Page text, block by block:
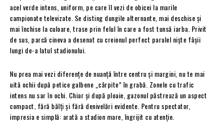
acel verde intens, uniform, pe care îl vezi de obicei la marile
campionate televizate. Se disting dungile alternante, mai deschise și
mai închise la culoare, trase prin felul în care a fost tunsă iarba. Privit
de sus, parcă cineva a desenat cu creionul perfect paralel niște fâșii
lungi de-a latul stadionului.
Nu prea mai vezi diferențe de nuanță între centru și margini, nu te mai
uită ochii după petice galbene „cârpite” în grabă. Zonele cu trafic
intens nu sar în ochi. Chiar și după ploaie, gazonul păstrează un aspect
compact, fără bălți și fără denivelări evidente. Pentru spectator,
impresia e simplă: arată a stadion mare, îngrijit cu atenție.